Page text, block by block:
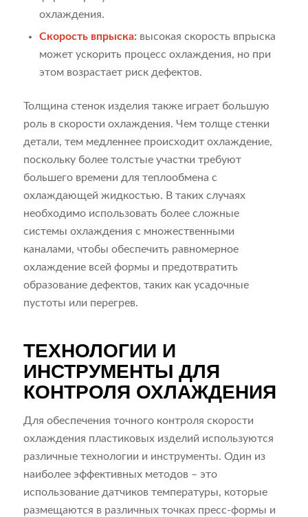
охлаждения.
Скорость впрыска:высокая скорость впрыска
может ускорить процесс охлаждения, но при
этом возрастает риск дефектов.
Толщина стенок изделия также играет большую
роль в скорости охлаждения. Чем толще стенки
детали, тем медленнее происходит охлаждение,
поскольку более толстые участки требуют
большего времени для теплообмена с
охлаждающей жидкостью. В таких случаях
необходимо использовать более сложные
системы охлаждения с множественными
каналами, чтобы обеспечить равномерное
охлаждение всей формы и предотвратить
образование дефектов, таких как усадочные
пустоты или перегрев.
ТЕХНОЛОГИИ И
ИНСТРУМЕНТЫ ДЛЯ
КОНТРОЛЯ ОХЛАЖДЕНИЯ
Для обеспечения точного контроля скорости
охлаждения пластиковых изделий используются
различные технологии и инструменты. Один из
наиболее эффективных методов – это
использование датчиков температуры, которые
размещаются в различных точках пресс-формы и